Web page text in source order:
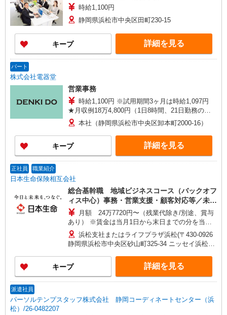
時給1,100円
静岡県浜松市中央区田町230-15
キープ 詳細を見る
パート
株式会社電器堂
営業事務
時給1,100円 ※試用期間3ヶ月は時給1,097円
★月収例18万4,800円（1日8時間、21日勤務の場
合）本社（静岡県浜松市中央区卸本町2000-16）
キープ 詳細を見る
正社員 職業紹介
日本生命保険相互会社
総合基幹職 地域ビジネスコース（バックオフ
ィス中心）事務・営業支援・顧客対応等／未経
験可！月額 24万7720円〜（残業代除き/別途、賞与
あり） ※賃金は当月1日から末日までの分を当月
20日支払（時間外勤務手当等については当月1日か
ら末日までの分を翌月20日に支払） 想定年収
430万〜460万 ※時間外勤務手当(法定内20時間・
法定外0時間*想定)を含むモデル年収 *毎営業日
9:00〜18:00勤務する場合の残業時間のイメージ
※賞与は支給対象期間を通じて勤務した場合の想
後の昇給額は、昇格・職務成果等の状況に応じて
変動 ※将来的なステップアップにより、記載金額
浜松支社またはライフプラザ浜松(〒430-0926
静岡県浜松市中央区砂山町325-34 ニッセイ浜松駅
通勤可能な範囲内で、上記以外の事業所に初期配
属・異動となる可能性があります。
キープ 詳細を見る
派遣社員
パーソルテンプスタッフ株式会社 静岡コーディネートセンター（浜
松）/26-0482207